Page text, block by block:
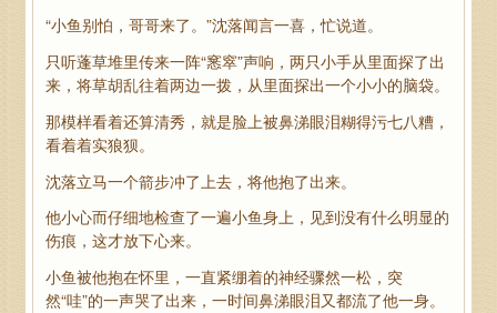
“小鱼别怕，哥哥来了。”沈落闻言一喜，忙说道。
只听蓬草堆里传来一阵“窸窣”声响，两只小手从里面探了出
来，将草胡乱往着两边一拨，从里面探出一个小小的脑袋。
那模样看着还算清秀，就是脸上被鼻涕眼泪糊得污七八糟，
看着着实狼狈。
沈落立马一个箭步冲了上去，将他抱了出来。
他小心而仔细地检查了一遍小鱼身上，见到没有什么明显的
伤痕，这才放下心来。
小鱼被他抱在怀里，一直紧绷着的神经骤然一松，突
然“哇”的一声哭了出来，一时间鼻涕眼泪又都流了他一身。